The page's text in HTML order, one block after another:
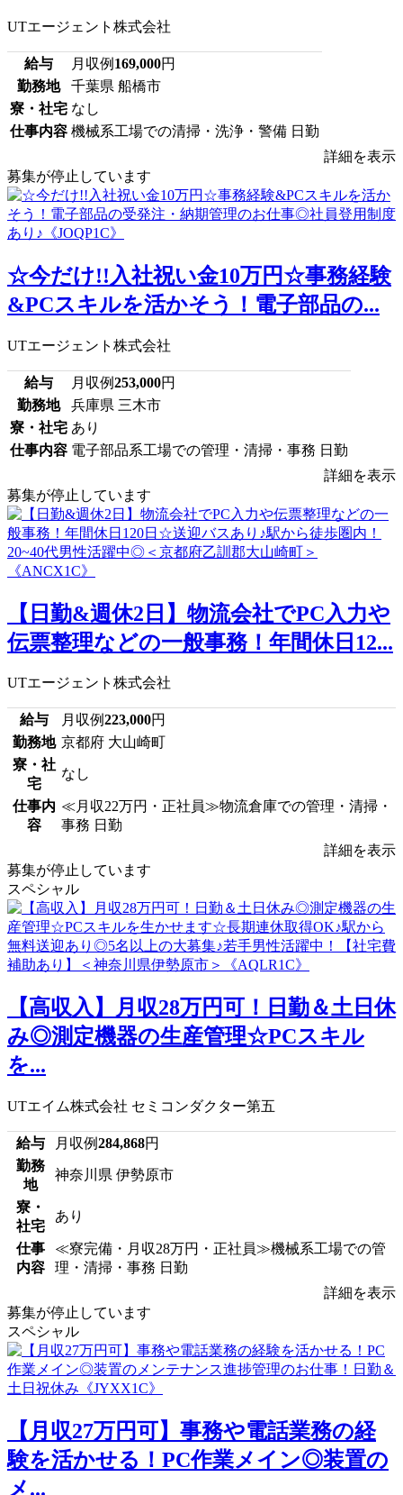
UTエージェント株式会社
給与 月収例 169,000円
勤務地
千葉県 船橋市
寮・社宅 なし
仕事内容 機械系工場での清掃・洗浄・警備 日勤
詳細を表示
募集が停止しています
☆今だけ!!入社祝い金10万円☆事務経験
&PCスキルを活かそう！電子部品の...
UTエージェント株式会社
給与 月収例253,000円
勤務地
兵庫県 三木市
寮・社宅 あり
仕事内容 電子部品系工場での管理・清掃・事務 日勤
詳細を表示
募集が停止しています
【日勤&週休2日】物流会社でPC入力や
伝票整理などの一般事務！年間休日12...
UTエージェント株式会社
給与 月収例223,000円
勤務地 京都府 大山崎町
寮・社
宅
なし
仕事内
容
≪月収22万円・正社員≫物流倉庫での管理・清掃・
事務 日勤
詳細を表示
募集が停止しています
スペシャル
【高収入】月収28万円可！日勤＆土日休
み◎測定機器の生産管理☆PCスキル
を...
UTエイム株式会社 セミコンダクター第五
給与 月収例284,868円
勤務
地
神奈川県 伊勢原市
寮・
社宅
あり
仕事
内容
≪寮完備・月収28万円・正社員≫機械系工場での管
理・清掃・事務 日勤
詳細を表示
募集が停止しています
スペシャル
【月収27万円可】事務や電話業務の経
験を活かせる！PC作業メイン◎装置の
メ...